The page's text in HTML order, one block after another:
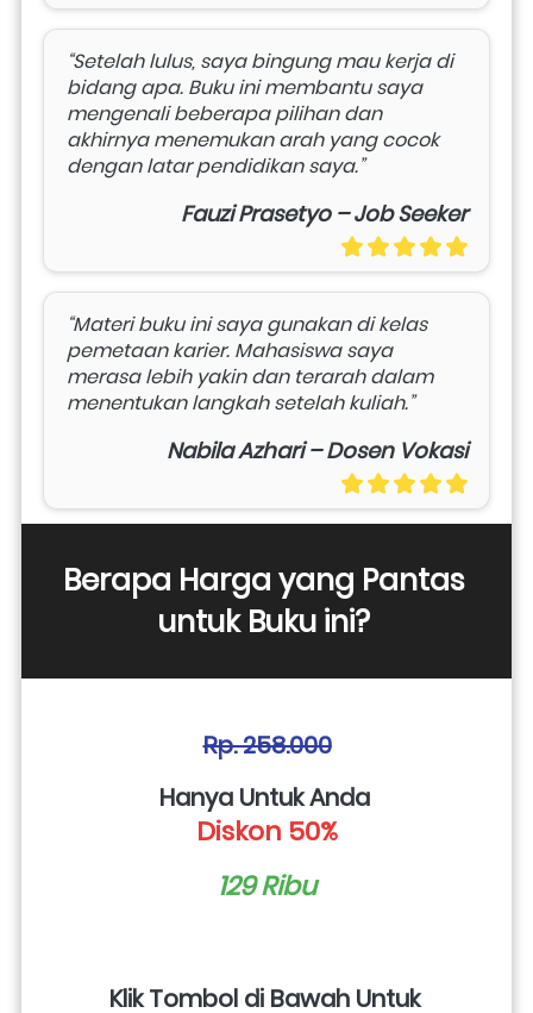
“Setelah lulus, saya bingung mau kerja di
bidang apa. Buku ini membantu saya
mengenali beberapa pilihan dan
akhirnya menemukan arah yang cocok
dengan latar pendidikan saya.”
Fauzi Prasetyo – Job Seeker
“Materi buku ini saya gunakan di kelas
pemetaan karier. Mahasiswa saya
merasa lebih yakin dan terarah dalam
menentukan langkah setelah kuliah.”
Nabila Azhari – Dosen Vokasi
Berapa Harga yang Pantas
untuk Buku ini?
Rp. 258.000
Hanya Untuk Anda
Diskon 50%
129 Ribu
Klik Tombol di Bawah Untuk